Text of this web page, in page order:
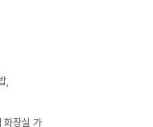
화장실 가